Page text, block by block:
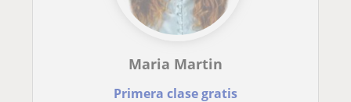
Maria Martin
Primera clase gratis